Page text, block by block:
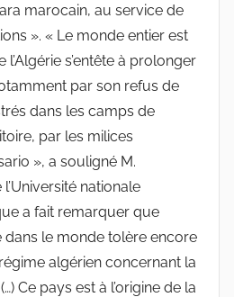
marocain, au service de
». « Le monde entier est
s’entête à prolonger
par son refus de
dans les camps de
par les milices
», a souligné M.
l’Université nationale
a fait remarquer que
dans le monde tolère encore
algérien concernant la
Ce pays est à l’origine de la